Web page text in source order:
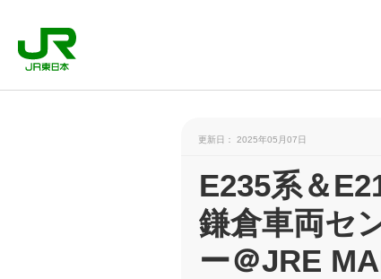
更新日： 2025年05月07日
E235系＆
鎌倉車両セ
ー＠JRE